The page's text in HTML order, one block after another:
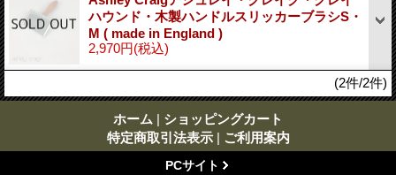
ハウンド・木製ハンドルスリッカーブラシS・
M ( made in England )
2,970円(税込)
(2件/2件)
ホーム | ショッピングカート
特定商取引法表示 | ご利用案内
PCサイト